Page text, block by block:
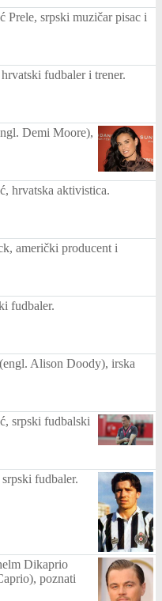
Prele, srpski muzičar pisac i
fudbaler i trener.
Demi Moore),
hrvatska aktivistica.
američki producent i
fudbaler.
Alison Doody), irska
srpski fudbalski
fudbaler.
Dikaprio
poznati